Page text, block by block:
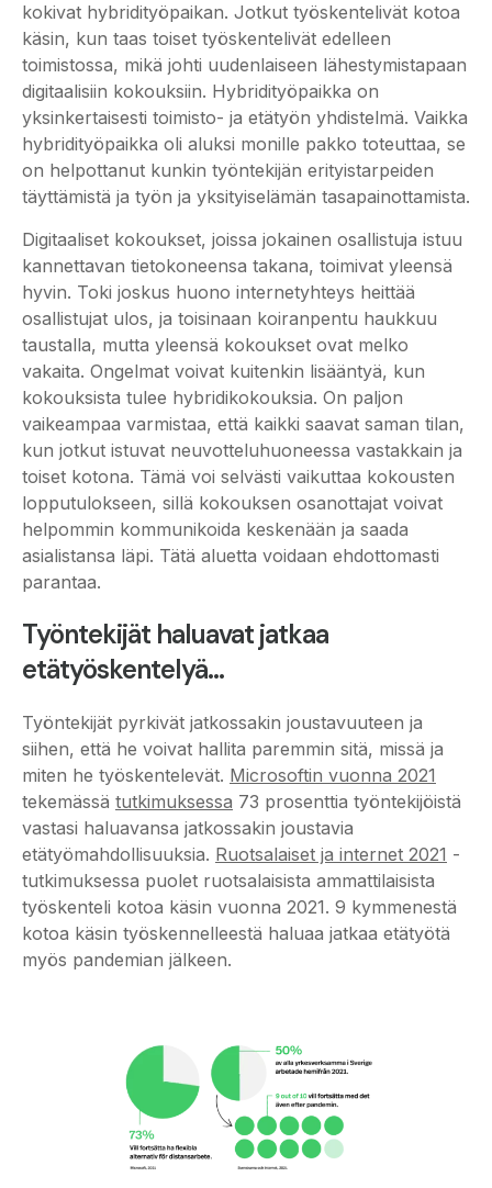
kokivat hybridityöpaikan. Jotkut työskentelivät kotoa
käsin, kun taas toiset työskentelivät edelleen
toimistossa, mikä johti uudenlaiseen lähestymistapaan
digitaalisiin kokouksiin. Hybridityöpaikka on
yksinkertaisesti toimisto- ja etätyön yhdistelmä. Vaikka
hybridityöpaikka oli aluksi monille pakko toteuttaa, se
on helpottanut kunkin työntekijän erityistarpeiden
täyttämistä ja työn ja yksityiselämän tasapainottamista.
Digitaaliset kokoukset, joissa jokainen osallistuja istuu
kannettavan tietokoneensa takana, toimivat yleensä
hyvin. Toki joskus huono internetyhteys heittää
osallistujat ulos, ja toisinaan koiranpentu haukkuu
taustalla, mutta yleensä kokoukset ovat melko
vakaita. Ongelmat voivat kuitenkin lisääntyä, kun
kokouksista tulee hybridikokouksia. On paljon
vaikeampaa varmistaa, että kaikki saavat saman tilan,
kun jotkut istuvat neuvotteluhuoneessa vastakkain ja
toiset kotona. Tämä voi selvästi vaikuttaa kokousten
lopputulokseen, sillä kokouksen osanottajat voivat
helpommin kommunikoida keskenään ja saada
asialistansa läpi. Tätä aluetta voidaan ehdottomasti
parantaa.
Työntekijät haluavat jatkaa
etätyöskentelyä…
Työntekijät pyrkivät jatkossakin joustavuuteen ja
siihen, että he voivat hallita paremmin sitä, missä ja
miten he työskentelevät. Microsoftin vuonna 2021
tekemässä tutkimuksessa 73 prosenttia työntekijöistä
vastasi haluavansa jatkossakin joustavia
etätyömahdollisuuksia. Ruotsalaiset ja internet 2021 -
tutkimuksessa puolet ruotsalaisista ammattilaisista
työskenteli kotoa käsin vuonna 2021. 9 kymmenestä
kotoa käsin työskennelleestä haluaa jatkaa etätyötä
myös pandemian jälkeen.